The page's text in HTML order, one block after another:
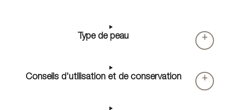
Type de peau +
Conseils d'utilisation et de conservation +